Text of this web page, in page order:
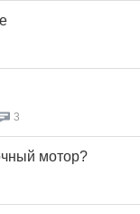
3
мотор?